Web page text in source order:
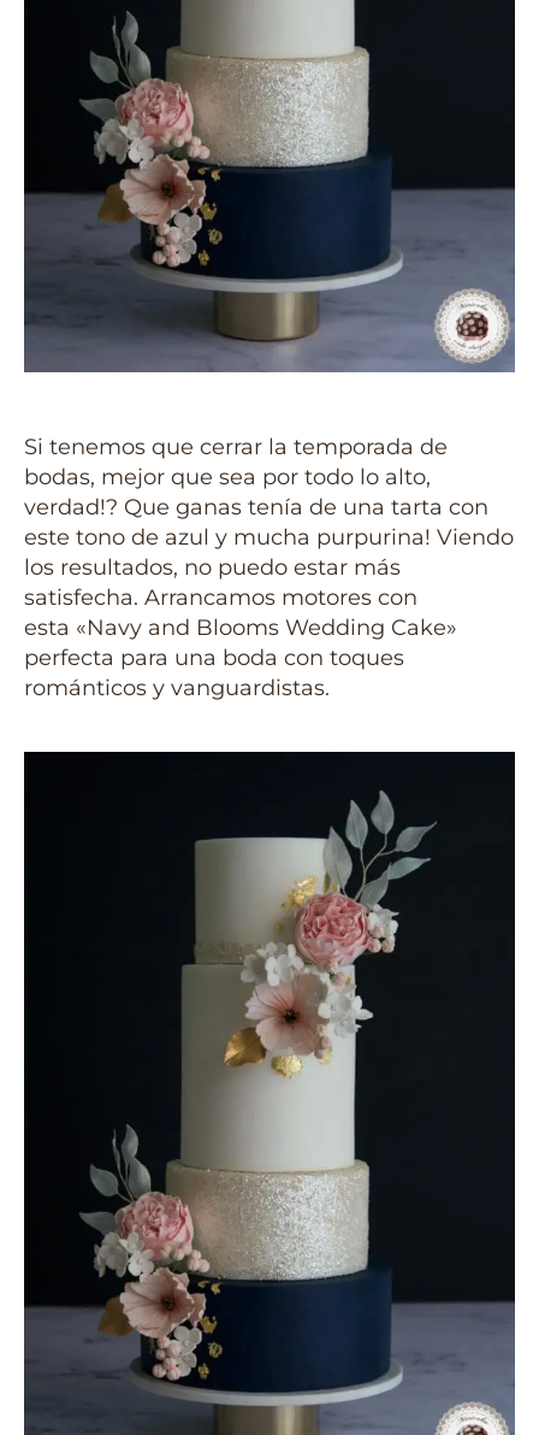
Si tenemos que cerrar la temporada de
bodas, mejor que sea por todo lo alto,
verdad!? Que ganas tenía de una tarta con
este tono de azul y mucha purpurina! Viendo
los resultados, no puedo estar más
satisfecha. Arrancamos motores con
esta «Navy and Blooms Wedding Cake»
perfecta para una boda con toques
románticos y vanguardistas.